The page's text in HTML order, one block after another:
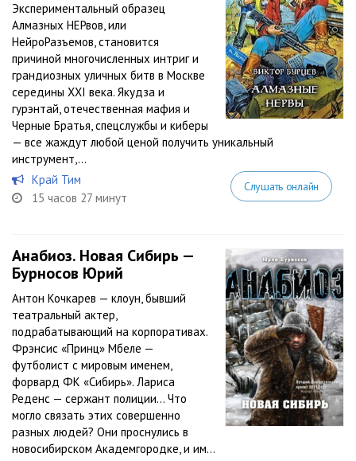
Экспериментальный образец
Алмазных НЕРвов, или
НейроРазъемов, становится
причиной многочисленных интриг и
грандиозных уличных битв в Москве
середины XXI века. Якудза и
гурэнтай, отечественная мафия и
Черные Братья, спецслужбы и киберы
— все жаждут любой ценой получить уникальный
инструмент,...
Край Тим
15 часов 27 минут
Слушать онлайн
Анабиоз. Новая Сибирь —
Бурносов Юрий
Антон Кочкарев — клоун, бывший
театральный актер,
подрабатывающий на корпоративах.
Фрэнсис «Принц» Мбеле —
футболист с мировым именем,
форвард ФК «Сибирь». Лариса
Реденс — сержант полиции… Что
могло связать этих совершенно
разных людей? Они проснулись в
новосибирском Академгородке, и им...